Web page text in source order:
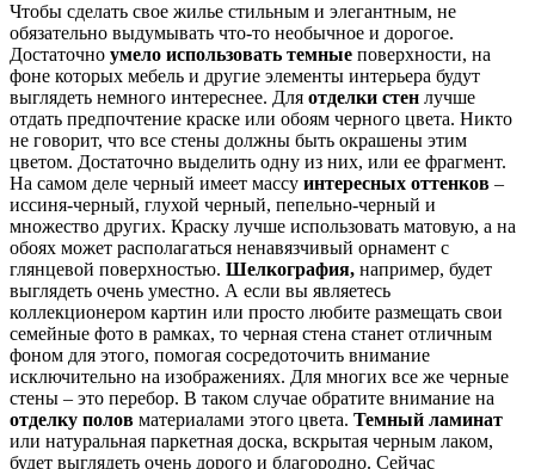
Чтобы сделать свое жилье стильным и элегантным, не
обязательно выдумывать что-то необычное и дорогое.
Достаточно умело использовать темные поверхности, на
фоне которых мебель и другие элементы интерьера будут
выглядеть немного интереснее. Для отделки стен лучше
отдать предпочтение краске или обоям черного цвета. Никто
не говорит, что все стены должны быть окрашены этим
цветом. Достаточно выделить одну из них, или ее фрагмент.
На самом деле черный имеет массу интересных оттенков –
иссиня-черный, глухой черный, пепельно-черный и
множество других. Краску лучше использовать матовую, а на
обоях может располагаться ненавязчивый орнамент с
глянцевой поверхностью. Шелкография, например, будет
выглядеть очень уместно. А если вы являетесь
коллекционером картин или просто любите размещать свои
семейные фото в рамках, то черная стена станет отличным
фоном для этого, помогая сосредоточить внимание
исключительно на изображениях. Для многих все же черные
стены – это перебор. В таком случае обратите внимание на
отделку полов материалами этого цвета. Темный ламинат
или натуральная паркетная доска, вскрытая черным лаком,
будет выглядеть очень дорого и благородно. Сейчас